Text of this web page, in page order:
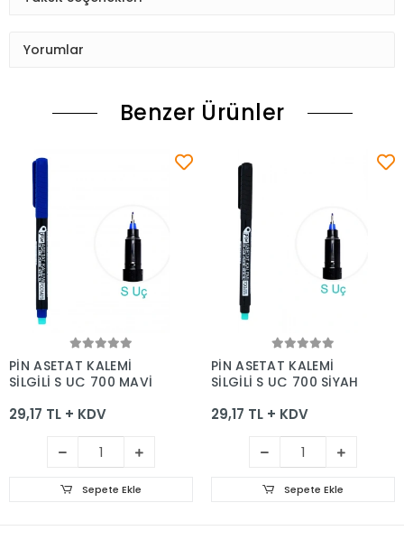
Yorumlar
Benzer Ürünler
Sepete Ekle
PİN ASETAT KALEMİ
SİLGİLİ S UÇ 700 MAVİ
29,17 TL + KDV
Sepete Ekle
Sepete Ekle
PİN ASETAT KALEMİ
SİLGİLİ S UÇ 700 SİYAH
29,17 TL + KDV
Sepete Ekle